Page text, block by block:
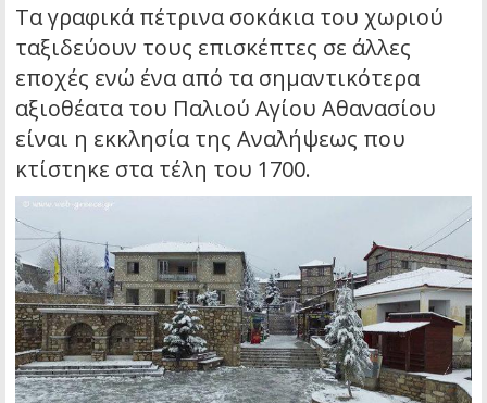
Τα γραφικά πέτρινα σοκάκια του χωριού
ταξιδεύουν τους επισκέπτες σε άλλες
εποχές ενώ ένα από τα σημαντικότερα
αξιοθέατα του Παλιού Αγίου Αθανασίου
είναι η εκκλησία της Aναλήψεως που
κτίστηκε στα τέλη του 1700.